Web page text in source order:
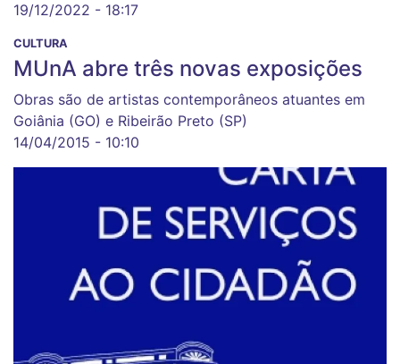
19/12/2022 - 18:17
CULTURA
MUnA abre três novas exposições
Obras são de artistas contemporâneos atuantes em
Goiânia (GO) e Ribeirão Preto (SP)
14/04/2015 - 10:10